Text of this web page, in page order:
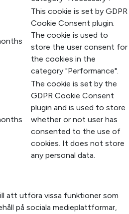
This cookie is set by GDPR
Cookie Consent plugin.
The cookie is used to
store the user consent for
the cookies in the
category "Performance".
The cookie is set by the
GDPR Cookie Consent
plugin and is used to store
whether or not user has
consented to the use of
cookies. It does not store
any personal data.
att utföra vissa funktioner som
på sociala medieplattformar,